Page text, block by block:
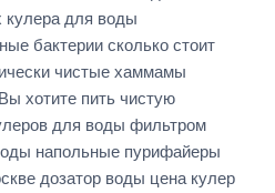
кулера для воды
бактерии сколько стоит
чистые хаммамы
хотите пить чистую
для воды фильтром
напольные пурифайеры
дозатор воды цена кулер